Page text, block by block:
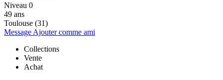
Niveau 0
49 ans
Toulouse (31)
Message Ajouter comme ami
Collections
Vente
Achat